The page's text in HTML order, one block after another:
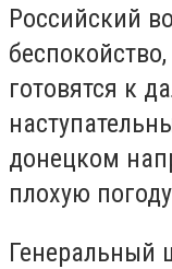
Российский
готовятся к
донецком
плохую
Генеральный